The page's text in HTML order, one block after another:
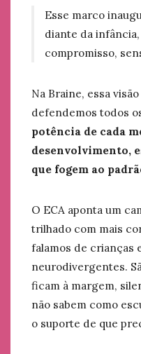
Esse marco
diante da
compromisso,
Na Braine, essa
defendemos todos
potência de cada
desenvolvimento,
que fogem ao
O ECA aponta um
trilhado com mais
falamos de crianças
neurodivergentes.
ficam à margem,
não sabem como
o suporte de que